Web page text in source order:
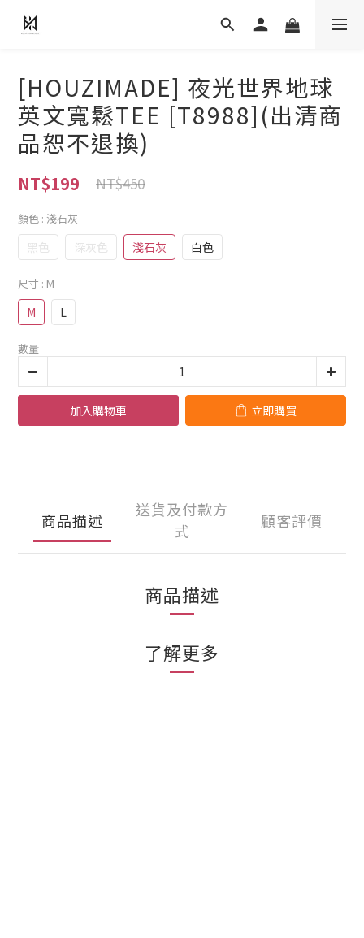
[HOUZIMADE] 夜光世界地球
英文寬鬆TEE [T8988](出清商
品恕不退換)
NT$199 NT$450
顏色 : 淺石灰
黑色 深灰色 淺石灰 白色
尺寸 : M
M L
數量
加入購物車 立即購買
商品描述
送貨及付款方
式
顧客評價
商品描述
了解更多